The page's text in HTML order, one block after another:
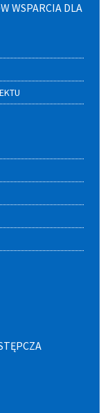
WSPARCIA DLA